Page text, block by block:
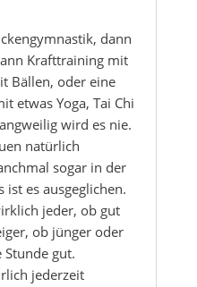
dann
Krafttraining mit
Bällen, oder eine
etwas Yoga, Tai Chi
wird es nie.
natürlich
sogar in der
ist es ausgeglichen.
jeder, ob gut
ob jünger oder
gut.
jederzeit